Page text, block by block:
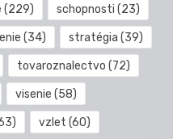
(229) schopnosti (23)
(34) stratégia (39)
tovaroznalectvo (72)
visenie (58)
vzlet (60)